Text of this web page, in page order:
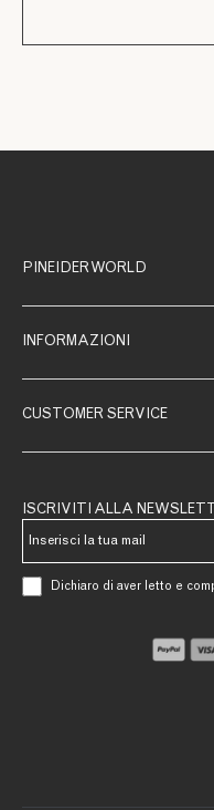
PINEIDER WORLD
INFORMAZIONI
CUSTOMER SERVICE
ISCRIVITI ALLA
Dichiaro di aver letto e